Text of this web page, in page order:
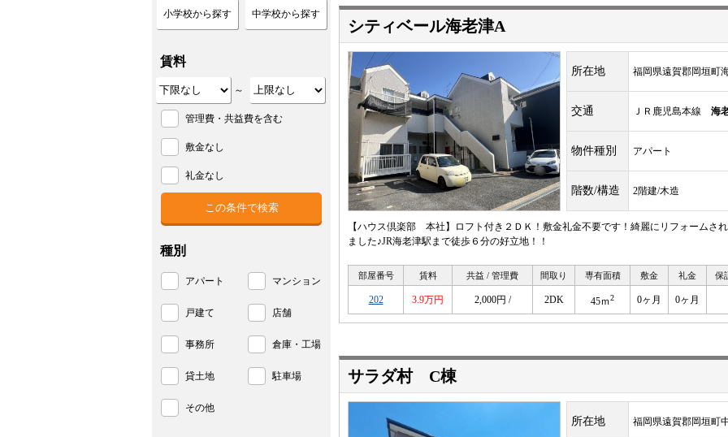
シティベール海老津A
所在地 福岡県遠賀郡岡垣町
交通 ＪＲ鹿児島本線 海
物件種別 アパート
階数/構造 2階建/木造
【ハウス倶楽部 本社】ロフト付き２ＤＫ！敷金礼金不要です！綺麗にリフォームさ
ました♪JR海老津駅まで徒歩６分の好立地！！
部屋番号 賃料 共益 / 管理費 間取り 専有面積 敷金 礼金 保
202 3.9万円 2,000円 / 2DK 45ｍ2 0ヶ月 0ヶ月
サラダ村 C棟
所在地 福岡県遠賀郡岡垣町
小学校から探す 中学校から探す
賃料
～
管理費・共益費を含む
敷金なし
礼金なし
種別
アパート マンション
戸建て 店舗
事務所 倉庫・工場
貸土地 駐車場
その他